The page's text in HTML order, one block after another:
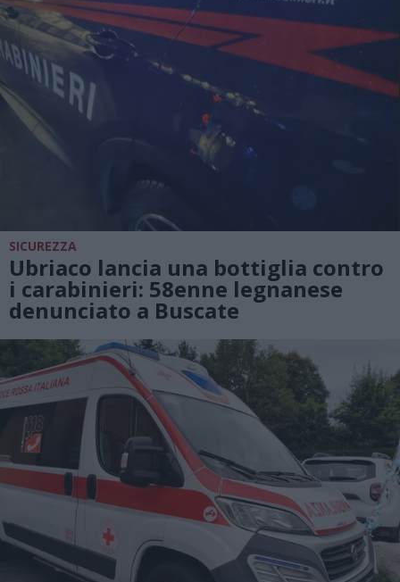
SICUREZZA
Ubriaco lancia una bottiglia contro
i carabinieri: 58enne legnanese
denunciato a Buscate